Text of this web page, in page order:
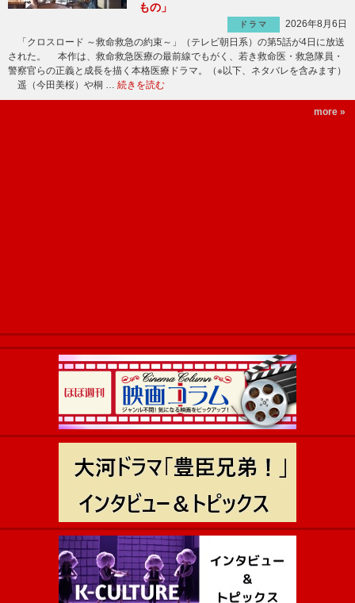
もの」
ドラマ
2026年8月6日
「クロスロード ～救命救急の約束～」（テレビ朝日系）の第5話が4日に放送
された。 本作は、救命救急医療の最前線でもがく、若き救命医・救急隊員・
警察官らの正義と成長を描く本格医療ドラマ。（※以下、ネタバレを含みます）
遥（今田美桜）や桐 … 続きを読む
more »